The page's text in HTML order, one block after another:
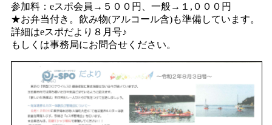
参加料：eスポ会員→５００円、一般→１,０００円
★お弁当付き。飲み物(アルコール含)も準備しています。
詳細はeスポだより８月号♪
もしくは事務局にお問合せください。